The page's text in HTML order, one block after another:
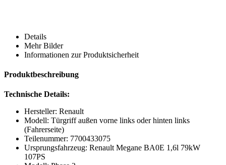
Details
Mehr Bilder
Informationen zur Produktsicherheit
Produktbeschreibung
Technische Details:
Hersteller: Renault
Modell: Türgriff außen vorne links oder hinten links
(Fahrerseite)
Teilenummer: 7700433075
Ursprungsfahrzeug: Renault Megane BA0E 1,6l 79kW
107PS